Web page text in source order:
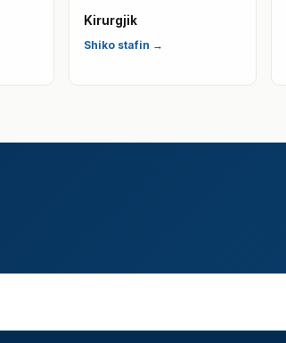
Kirurgjik
Shiko stafin →